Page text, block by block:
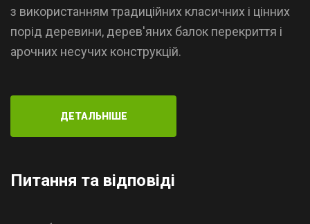
з використанням традиційних класичних і цінних
порід деревини, дерев'яних балок перекриття і
арочних несучих конструкцій.
ДЕТАЛЬНІШЕ
Питання та відповіді